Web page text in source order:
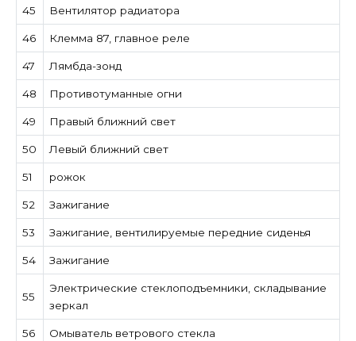
45 Вентилятор радиатора
46 Клемма 87, главное реле
47 Лямбда-зонд
48 Противотуманные огни
49 Правый ближний свет
50 Левый ближний свет
51 рожок
52 Зажигание
53 Зажигание, вентилируемые передние сиденья
54 Зажигание
55
Электрические стеклоподъемники, складывание
зеркал
56 Омыватель ветрового стекла